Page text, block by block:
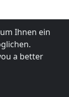
Ihnen ein
a better